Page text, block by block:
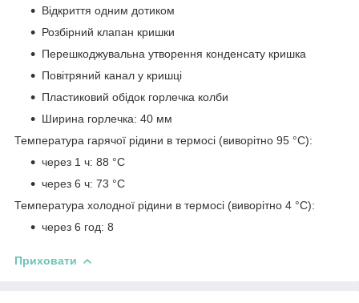
Відкриття одним дотиком
Розбірний клапан кришки
Перешкоджувальна утворення конденсату кришка
Повітряний канал у кришці
Пластиковий обідок горлечка колби
Ширина горлечка: 40 мм
Температура гарячої рідини в термосі (виворітно 95 °C):
через 1 ч: 88 °C
через 6 ч: 73 °C
Температура холодної рідини в термосі (виворітно 4 °C):
через 6 год: 8
Приховати